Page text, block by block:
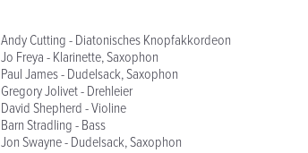
Andy Cutting - Diatonisches Knopfakkordeon
Jo Freya - Klarinette, Saxophon
Paul James - Dudelsack, Saxophon
Gregory Jolivet - Drehleier
David Shepherd - Violine
Barn Stradling - Bass
Jon Swayne - Dudelsack, Saxophon